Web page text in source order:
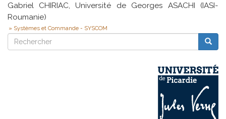
Gabriel CHIRIAC, Université de Georges ASACHI (IASI-
Roumanie)
Systèmes et Commande - SYSCOM
Rechercher
Rechercher